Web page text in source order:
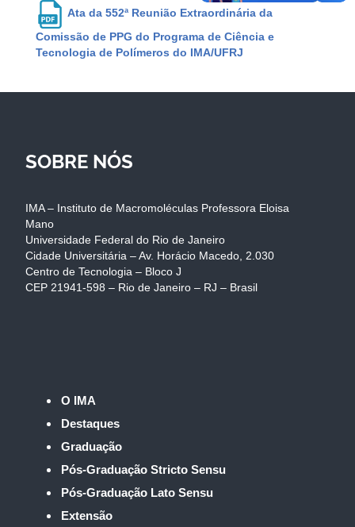
Ata da 552ª Reunião Extraordinária da
Comissão de PPG do Programa de Ciência e
Tecnologia de Polímeros do IMA/UFRJ
SOBRE NÓS
IMA – Instituto de Macromoléculas Professora Eloisa
Mano
Universidade Federal do Rio de Janeiro
Cidade Universitária – Av. Horácio Macedo, 2.030
Centro de Tecnologia – Bloco J
CEP 21941-598 – Rio de Janeiro – RJ – Brasil
O IMA
Destaques
Graduação
Pós-Graduação Stricto Sensu
Pós-Graduação Lato Sensu
Extensão